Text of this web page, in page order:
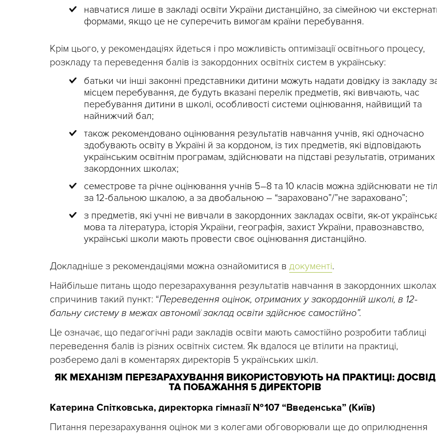
навчатися лише в закладі освіти України дистанційно, за сімейною чи
формами, якщо це не суперечить вимогам країни перебування.
Крім цього, у рекомендаціях йдеться і про можливість оптимізації освітнього процесу,
розкладу та переведення балів із закордонних освітніх систем в українську:
батьки чи інші законні представники дитини можуть надати довідку із закладу
місцем перебування, де будуть вказані перелік предметів, які вивчають, час
перебування дитини в школі, особливості системи оцінювання, найвищий та
найнижчий бал;
також рекомендовано оцінювання результатів навчання учнів, які одночасно
здобувають освіту в Україні й за кордоном, із тих предметів, які відповідають
українським освітнім програмам, здійснювати на підставі результатів,
закордонних школах;
семестрове та річне оцінювання учнів 5–8 та 10 класів можна здійснювати не
за 12-бальною шкалою, а за двобальною – “зараховано”/”не зараховано”;
з предметів, які учні не вивчали в закордонних закладах освіти, як-от
мова та література, історія України, географія, захист України, правознавство,
українські школи мають провести своє оцінювання дистанційно.
Докладніше з рекомендаціями можна ознайомитися в документі.
Найбільше питань щодо перезарахування результатів навчання в закордонних школах
спричинив такий пункт: “Переведення оцінок, отриманих у закордонній школі, в 12-
бальну систему в межах автономії заклад освіти здійснює самостійно”.
Це означає, що педагогічні ради закладів освіти мають самостійно розробити таблиці
переведення балів із різних освітніх систем. Як вдалося це втілити на практиці,
розберемо далі в коментарях директорів 5 українських шкіл.
ЯК МЕХАНІЗМ ПЕРЕЗАРАХУВАННЯ ВИКОРИСТОВУЮТЬ НА ПРАКТИЦІ: ДОСВІД
ТА ПОБАЖАННЯ 5 ДИРЕКТОРІВ
Катерина Спітковська, директорка гімназії № 107 “Введенська” (Київ)
Питання перезарахування оцінок ми з колегами обговорювали ще до оприлюднення